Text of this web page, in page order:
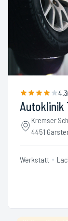
4.3
Autoklinik
Kremser
4451
Werkstatt